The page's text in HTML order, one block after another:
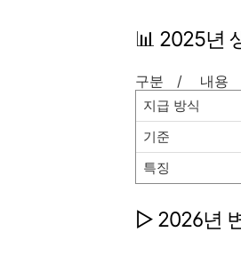
📊 2025년
구분 / 내용
지급 방식
기준
특징
▷ 2026년